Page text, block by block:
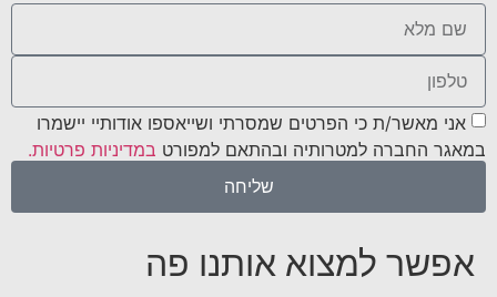
אני מאשר/ת כי הפרטים שמסרתי ושייאספו אודותיי יישמרו
במאגר החברה למטרותיה ובהתאם למפורט במדיניות פרטיות.
שליחה
אפשר למצוא אותנו פה